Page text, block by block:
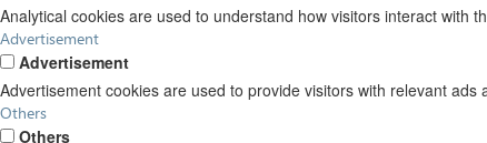
Analytical cookies are used to understand how visitors interact with
Advertisement
Advertisement
Advertisement cookies are used to provide visitors with relevant
Others
Others